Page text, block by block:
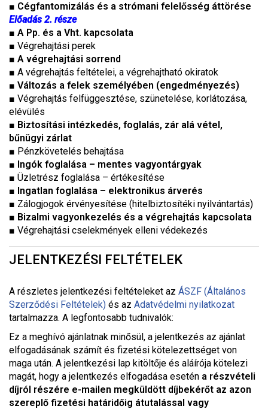
■ Cégfantomizálás és a strómani felelősség áttörése
Előadás 2. része
■ A Pp. és a Vht. kapcsolata
■ Végrehajtási perek
■ A végrehajtási sorrend
■ A végrehajtás feltételei, a végrehajtható okiratok
■ Változás a felek személyében (engedményezés)
■ Végrehajtás felfüggesztése, szünetelése, korlátozása,
elévülés
■ Biztosítási intézkedés, foglalás, zár alá vétel,
bűnügyi zárlat
■ Pénzkövetelés behajtása
■ Ingók foglalása – mentes vagyontárgyak
■ Üzletrész foglalása – értékesítése
■ Ingatlan foglalása – elektronikus árverés
■ Zálogjogok érvényesítése (hitelbiztosítéki nyilvántartás)
■ Bizalmi vagyonkezelés és a végrehajtás kapcsolata
■ Végrehajtási cselekmények elleni védekezés
JELENTKEZÉSI FELTÉTELEK
A részletes jelentkezési feltételeket az ÁSZF (Általános
Szerződési Feltételek) és az Adatvédelmi nyilatkozat
tartalmazza. A legfontosabb tudnivalók:
Ez a meghívó ajánlatnak minősül, a jelentkezés az ajánlat
elfogadásának számít és fizetési kötelezettséget von
maga után. A jelentkezési lap kitöltője és aláírója kötelezi
magát, hogy a jelentkezés elfogadása esetén a részvételi
díjról részére e-mailen megküldött díjbekérőt az azon
szereplő fizetési határidőig átutalással vagy